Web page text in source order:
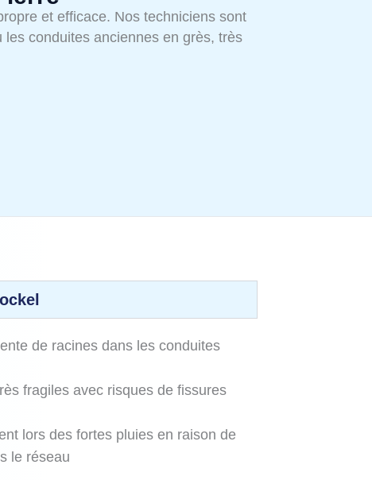
et efficace. Nos techniciens sont
conduites anciennes en grès, très
de racines dans les conduites
fragiles avec risques de fissures
lors des fortes pluies en raison de
le réseau